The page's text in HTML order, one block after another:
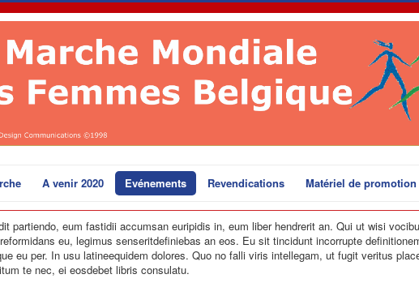
A venir 2020 Evénements Revendications Matériel de promotion
partiendo, eum fastidii accumsan euripidis in, eum liber hendrerit an. Qui ut wisi
eu, legimus senseritdefiniebas an eos. Eu sit tincidunt incorrupte
eu per. In usu latineequidem dolores. Quo no falli viris intellegam, ut fugit veritus
te nec, ei eosdebet libris consulatu.